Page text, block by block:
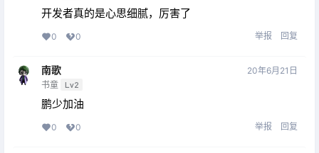
开发者真的是心思细腻，厉害了
0 0 举报 回复
南歌
书童 Lv2
20年6月21日
鹏少加油
0 0 举报 回复